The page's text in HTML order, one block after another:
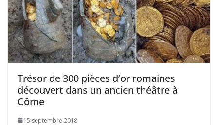
Trésor de 300 pièces d’or romaines
découvert dans un ancien théâtre à
Côme
15 septembre 2018